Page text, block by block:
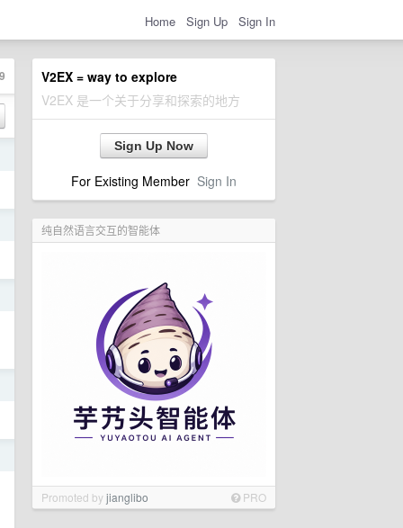
Home Sign Up Sign In
V2EX = way to explore
V2EX 是一个关于分享和探索的地方
Sign Up Now
For Existing Member Sign In
纯自然语言交互的智能体
Promoted byjianglibo PRO